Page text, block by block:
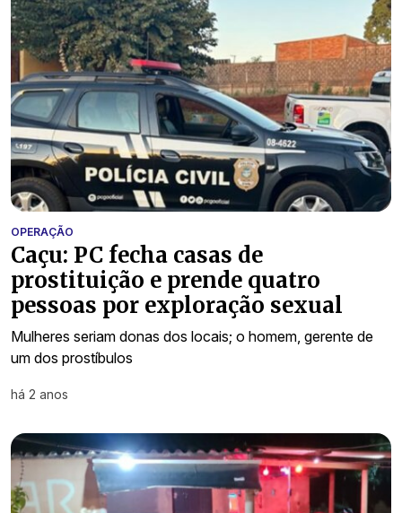
OPERAÇÃO
Caçu: PC fecha casas de
prostituição e prende quatro
pessoas por exploração sexual
Mulheres seriam donas dos locais; o homem, gerente de
um dos prostíbulos
há 2 anos